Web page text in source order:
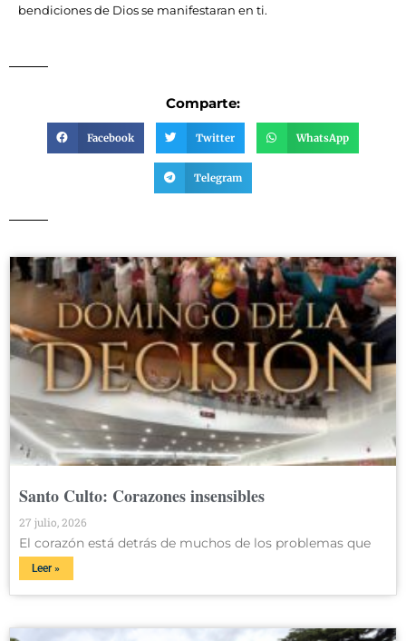
bendiciones de Dios se manifestaran en ti.
Comparte:
Facebook Twitter WhatsApp
Telegram
Santo Culto: Corazones insensibles
27 julio, 2026
El corazón está detrás de muchos de los problemas que
Leer »